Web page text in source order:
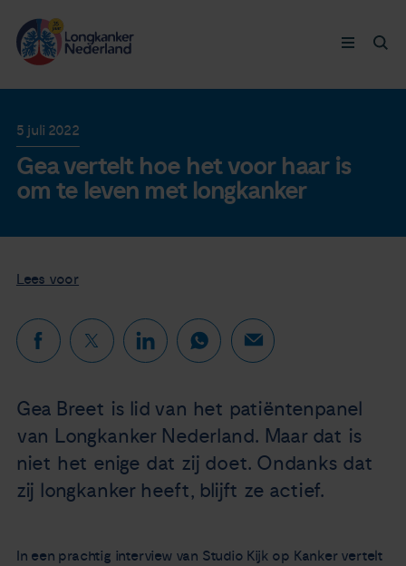
Nieuws
Agenda
Longkanker
Leven met
Thymuskankers
Steun ons
5 juli 2022
Gea vertelt hoe het voor haar is
om te leven met longkanker
Lees voor
Gea Breet is lid van het patiëntenpanel
van Longkanker Nederland. Maar dat is
niet het enige dat zij doet. Ondanks dat
zij longkanker heeft, blijft ze actief.
In een prachtig interview van Studio Kijk op Kanker vertelt